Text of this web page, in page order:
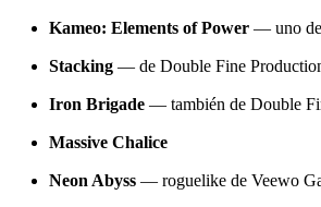
Kameo: Elements of Power — uno de
Stacking — de Double Fine
Iron Brigade — también de Double
Massive Chalice
Neon Abyss — roguelike de Veewo